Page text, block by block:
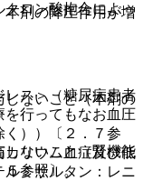
クロン酸抱合によっ
ス＞（糖尿病患者
を行ってもなお血圧
））〔２．７参
カリウム血症及び低
ルミサルタン：レニ
剤の降圧作用が増
ないこと（本剤の
ないこと（腎機能
５参照〕。